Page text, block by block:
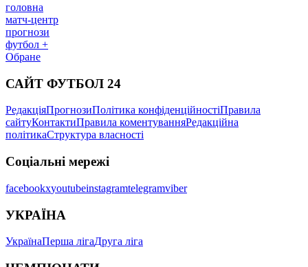
головна
матч-центр
прогнози
футбол +
Обране
САЙТ ФУТБОЛ 24
РедакціяПрогнозиПолітика конфіденційностіПравила
сайтуКонтактиПравила коментуванняРедакційна
політикаСтруктура власності
Соціальні мережі
facebookxyoutubeinstagramtelegramviber
УКРАЇНА
УкраїнаПерша лігаДруга ліга